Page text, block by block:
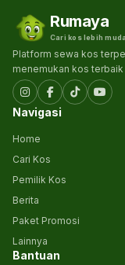
Rumaya
Cari kos lebih
Platform sewa kos
menemukan kos
Navigasi
Home
Cari Kos
Pemilik Kos
Berita
Paket Promosi
Lainnya
Bantuan